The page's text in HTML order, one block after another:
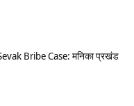
Bribe Case: मनिका प्रखंड